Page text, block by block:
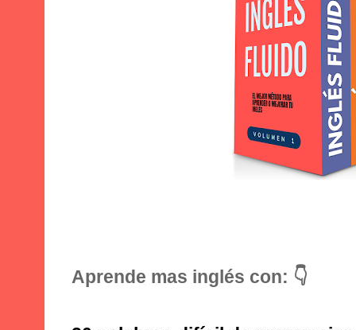
Aprende mas inglés con: 👇